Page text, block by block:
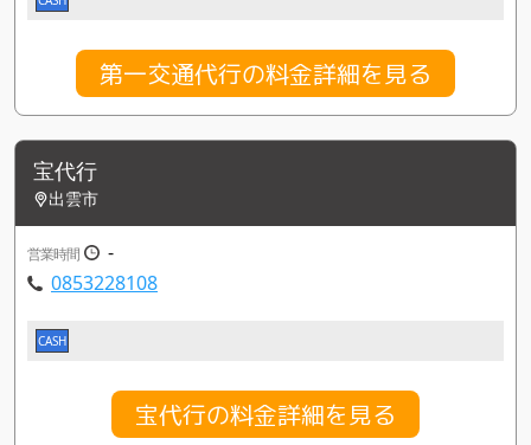
第一交通代行の料金詳細を見る
宝代行
出雲市
営業時間
-
0853228108
CASH
宝代行の料金詳細を見る